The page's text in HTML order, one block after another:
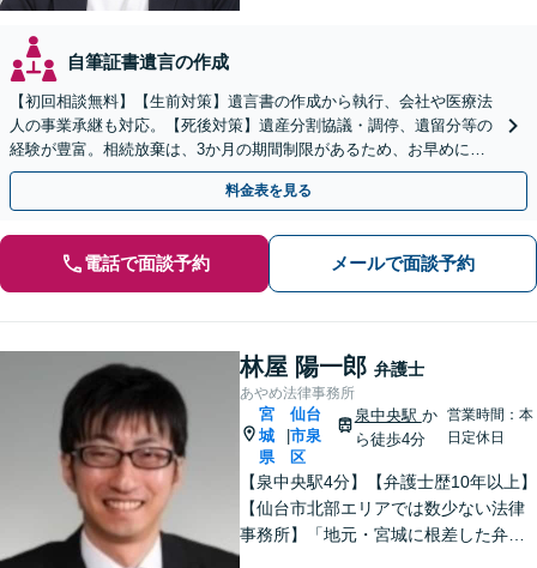
自筆証書遺言の作成
【初回相談無料】【生前対策】遺言書の作成から執行、会社や医療法
人の事業承継も対応。【死後対策】遺産分割協議・調停、遺留分等の
経験が豊富。相続放棄は、3か月の期間制限があるため、お早めにご
相談ください。【オンライン面談可】【無料駐車場あり】
料金表を見る
電話で面談予約 メールで面談予約
林屋 陽一郎 弁護士
あやめ法律事務所
宮
城
県
仙台
市泉
区
泉中央駅 か
ら徒歩4分
営業時間：本
日定休日
【泉中央駅4分】【弁護士歴10年以上】
【仙台市北部エリアでは数少ない法律
事務所】「地元・宮城に根差した弁護